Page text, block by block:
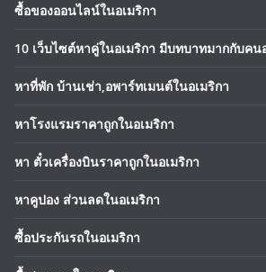
ซื้อของออนไลน์ในอเมริกา
10 เว็บไซต์หาคู่ในอเมริกา มีบทบาทมากกับคน
หาที่พัก บ้านเช่า,อพาร์ทเมนต์ในอเมริกา
หาโรงแรมราคาถูกในอเมริกา
หา ตั๋วเครื่องบินราคาถูกในอเมริกา
หาคูปอง ส่วนลดในอเมริกา
ซื้อประกันรถในอเมริกา